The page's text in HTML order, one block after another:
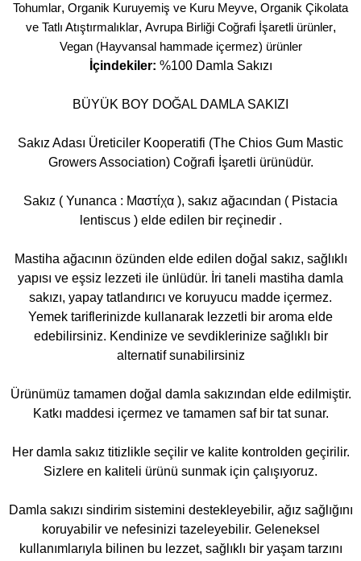
Tohumlar, Organik Kuruyemiş ve Kuru Meyve, Organik Çikolata
ve Tatlı Atıştırmalıklar, Avrupa Birliği Coğrafi İşaretli ürünler,
Vegan (Hayvansal hammade içermez) ürünler
İçindekiler: %100 Damla Sakızı
BÜYÜK BOY DOĞAL DAMLA SAKIZI
Sakız Adası Üreticiler Kooperatifi (The Chios Gum Mastic
Growers Association) Coğrafi İşaretli ürünüdür.
Sakız ( Yunanca : Μαστίχα ), sakız ağacından ( Pistacia
lentiscus ) elde edilen bir reçinedir .
Mastiha ağacının özünden elde edilen doğal sakız, sağlıklı
yapısı ve eşsiz lezzeti ile ünlüdür. İri taneli mastiha damla
sakızı, yapay tatlandırıcı ve koruyucu madde içermez.
Yemek tariflerinizde kullanarak lezzetli bir aroma elde
edebilirsiniz. Kendinize ve sevdiklerinize sağlıklı bir
alternatif sunabilirsiniz
Ürünümüz tamamen doğal damla sakızından elde edilmiştir.
Katkı maddesi içermez ve tamamen saf bir tat sunar.
Her damla sakız titizlikle seçilir ve kalite kontrolden geçirilir.
Sizlere en kaliteli ürünü sunmak için çalışıyoruz.
Damla sakızı sindirim sistemini destekleyebilir, ağız sağlığını
koruyabilir ve nefesinizi tazeleyebilir. Geleneksel
kullanımlarıyla bilinen bu lezzet, sağlıklı bir yaşam tarzını